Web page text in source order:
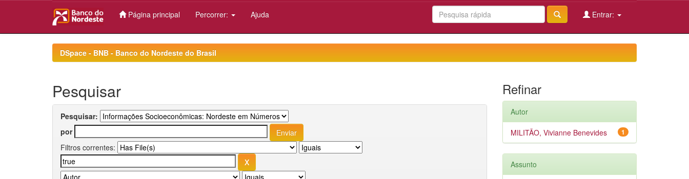
Página principal Percorrer: Ajuda Entrar:
DSpace - BNB - Banco do Nordeste do Brasil
Pesquisar
Pesquisar:
por
Filtros correntes:
Refinar
Autor
1
MILITÃO, Vivianne Benevides
Assunto